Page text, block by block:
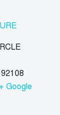
92108
+ Google